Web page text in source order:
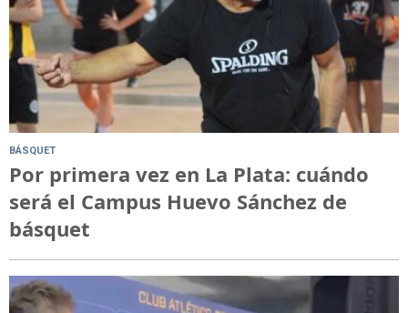
BÁSQUET
Por primera vez en La Plata: cuándo
será el Campus Huevo Sánchez de
básquet